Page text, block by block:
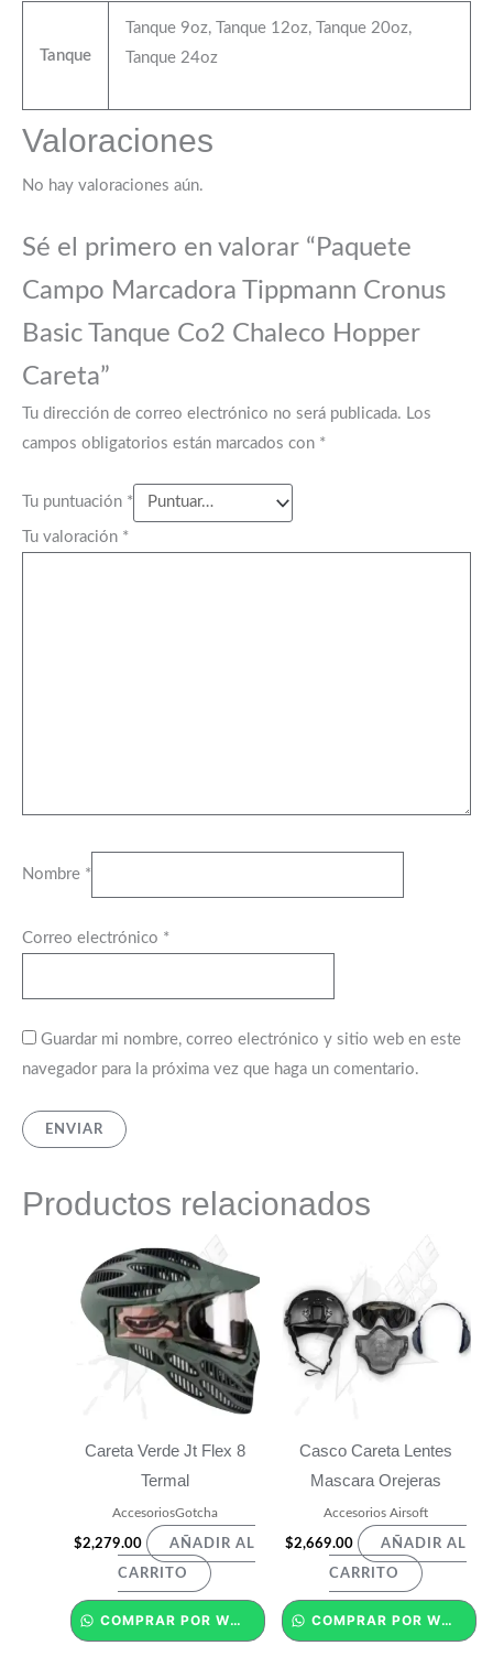
Tanque
Tanque 9oz, Tanque 12oz, Tanque 20oz,
Tanque 24oz
Valoraciones
No hay valoraciones aún.
Sé el primero en valorar “Paquete
Campo Marcadora Tippmann Cronus
Basic Tanque Co2 Chaleco Hopper
Careta”
Tu dirección de correo electrónico no será publicada. Los
campos obligatorios están marcados con *
Tu puntuación *
Tu valoración *
Nombre *
Correo electrónico *
Guardar mi nombre, correo electrónico y sitio web en este
navegador para la próxima vez que haga un comentario.
Productos relacionados
Careta Verde Jt Flex 8
Termal
AccesoriosGotcha
$2,279.00 AÑADIR AL
CARRITO
COMPRAR POR WHATSAPP
Casco Careta Lentes
Mascara Orejeras
Accesorios Airsoft
$2,669.00 AÑADIR AL
CARRITO
COMPRAR POR WHATSAPP